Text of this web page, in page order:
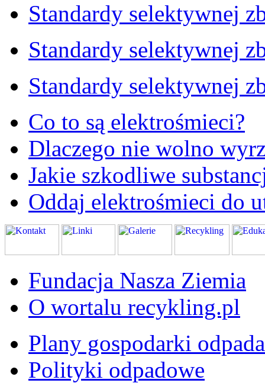
Standardy selektywnej
Standardy selektywnej
Standardy selektywnej
Co to są elektrośmieci?
Dlaczego nie wolno
Jakie szkodliwe
Oddaj elektrośmieci do
Fundacja Nasza Ziemia
O wortalu recykling.pl
Plany gospodarki
Polityki odpadowe